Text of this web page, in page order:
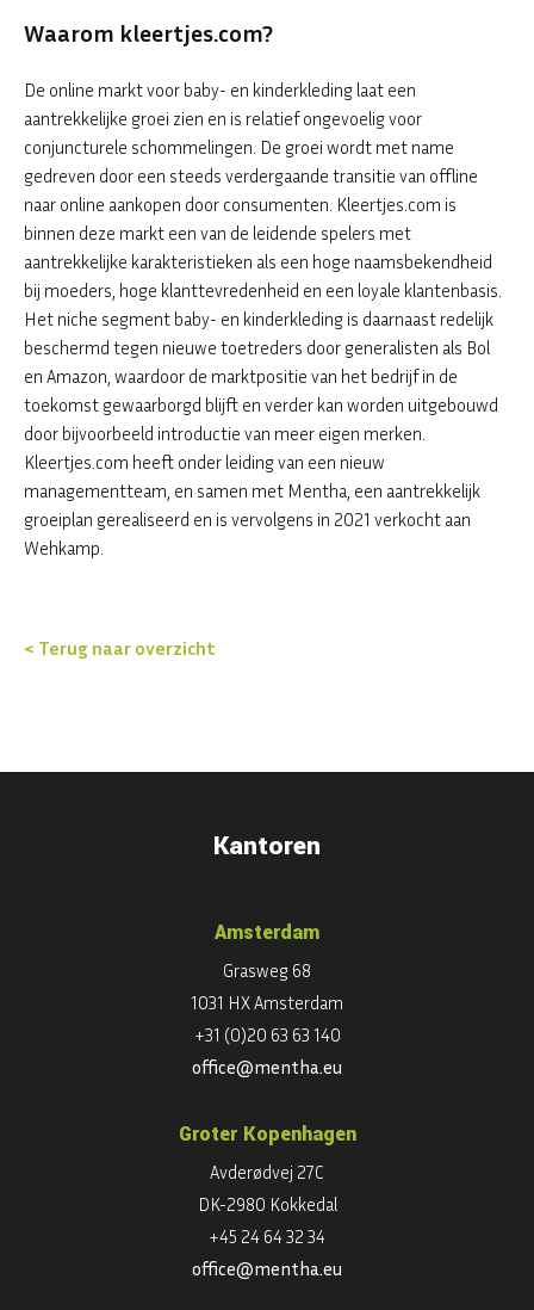
Waarom kleertjes.com?
De online markt voor baby- en kinderkleding laat een
aantrekkelijke groei zien en is relatief ongevoelig voor
conjuncturele schommelingen. De groei wordt met name
gedreven door een steeds verdergaande transitie van offline
naar online aankopen door consumenten. Kleertjes.com is
binnen deze markt een van de leidende spelers met
aantrekkelijke karakteristieken als een hoge naamsbekendheid
bij moeders, hoge klanttevredenheid en een loyale klantenbasis.
Het niche segment baby- en kinderkleding is daarnaast redelijk
beschermd tegen nieuwe toetreders door generalisten als Bol
en Amazon, waardoor de marktpositie van het bedrijf in de
toekomst gewaarborgd blijft en verder kan worden uitgebouwd
door bijvoorbeeld introductie van meer eigen merken.
Kleertjes.com heeft onder leiding van een nieuw
managementteam, en samen met Mentha, een aantrekkelijk
groeiplan gerealiseerd en is vervolgens in 2021 verkocht aan
Wehkamp.
< Terug naar overzicht
Kantoren
Amsterdam
Grasweg 68
1031 HX Amsterdam
+31 (0)20 63 63 140
office@mentha.eu
Groter Kopenhagen
Avderødvej 27C
DK-2980 Kokkedal
+45 24 64 32 34
office@mentha.eu